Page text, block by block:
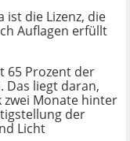
ist die Lizenz, die
Auflagen erfüllt
65 Prozent der
Das liegt daran,
zwei Monate hinter
der
Licht